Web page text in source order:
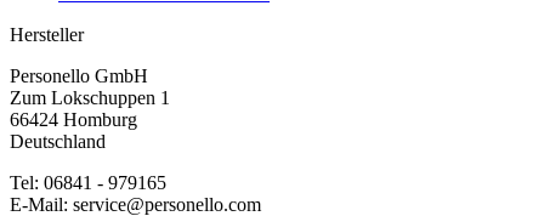
Hersteller
Personello GmbH
Zum Lokschuppen 1
66424 Homburg
Deutschland
Tel: 06841 - 979165
E-Mail: service@personello.com